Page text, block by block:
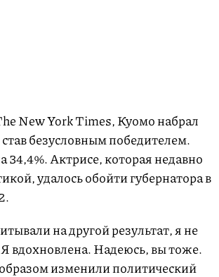
New York Times, Куомо набрал
безусловным победителем.
34,4%. Актрисе, которая недавно
удалось обойти губернатора в
на другой результат, я не
вдохновлена. Надеюсь, вы тоже.
изменили политический